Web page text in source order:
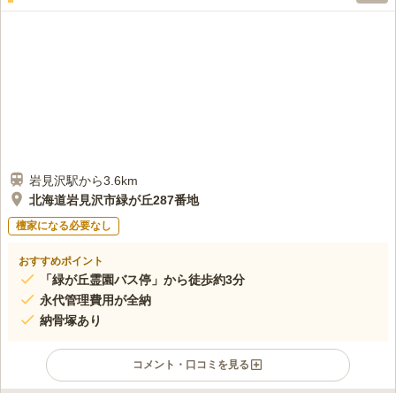
岩見沢駅から3.6km
北海道岩見沢市緑が丘287番地
檀家になる必要なし
おすすめポイント
「緑が丘霊園バス停」から徒歩約3分
永代管理費用が全納
納骨塚あり
コメント・口コミを見る